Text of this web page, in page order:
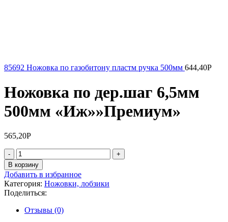
85692 Ножовка по газобитону пластм ручка 500мм 644,40Р
Ножовка по дер.шаг 6,5мм
500мм «Иж»»Премиум»
565,20Р
Количество
товара
Ножовка
по
дер.шаг
6,5мм
500мм
"Иж""Премиум"
В корзину
Добавить в избранное
Категория: Ножовки, лобзики
Поделиться:
Отзывы (0)